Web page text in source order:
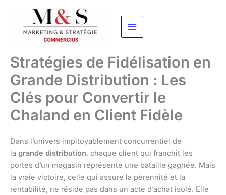
contenu
Stratégies de Fidélisation en
Grande Distribution : Les
Clés pour Convertir le
Chaland en Client Fidèle
Dans l’univers impitoyablement concurrentiel de
la grande distribution, chaque client qui franchit les
portes d’un magasin représente une bataille gagnée. Mais
la vraie victoire, celle qui assure la pérennité et la
rentabilité, ne réside pas dans un acte d’achat isolé. Elle